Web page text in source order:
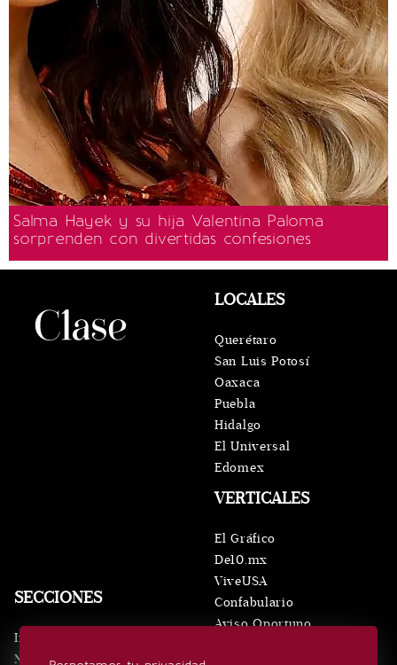
Salma Hayek y su hija Valentina Paloma
sorprenden con divertidas confesiones
SECCIONES
Inicio
Noticias
VERTICALES
El Gráfico
De10.mx
ViveUSA
Confabulario
Aviso Oportuno
LOCALES
Querétaro
San Luis Potosí
Oaxaca
Puebla
Hidalgo
El Universal
Edomex